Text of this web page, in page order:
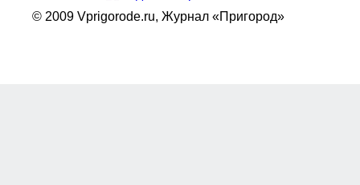
© 2009 Vprigorode.ru, Журнал «Пригород»